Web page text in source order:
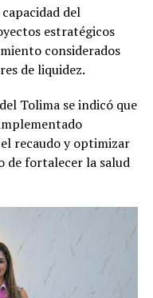
del
estratégicos
considerados
de liquidez.
Tolima se indicó que
recaudo y optimizar
de fortalecer la salud